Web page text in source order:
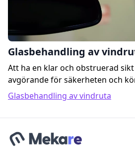
Glasbehandling av
Att ha en klar och obstruerad
avgörande för säkerheten och
Glasbehandling av vindruta